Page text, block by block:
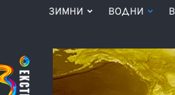
ЗИМНИ ВОДНИ
Списание
360°